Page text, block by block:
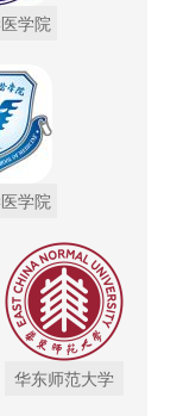
学院
学院
华东师范大学